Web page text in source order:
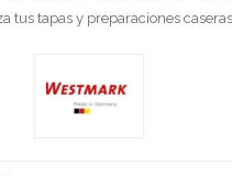
tus tapas y preparaciones